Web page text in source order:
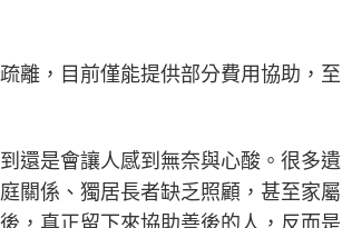
離，目前僅能提供部分費用協助，至
還是會讓人感到無奈與心酸。很多遺
關係、獨居長者缺乏照顧，甚至家屬